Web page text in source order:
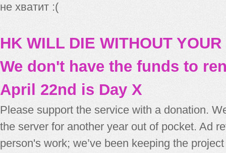
не хватит :(
HK WILL DIE WITHOUT
We don't have the funds to
April 22nd is Day X
Please support the service with a donation.
the server for another year out of pocket. Ad
person's work; we’ve been keeping the